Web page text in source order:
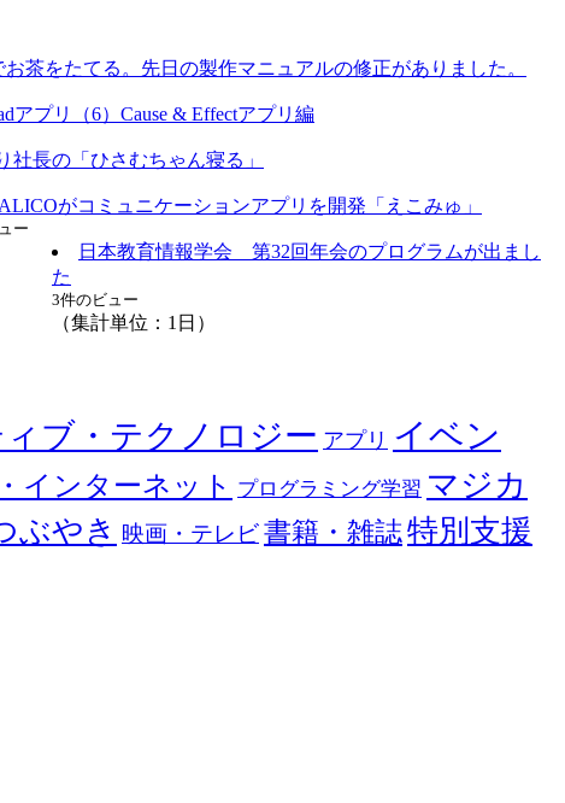
茶をたてる。先日の製作マニュアルの修正がありました。
アプリ（6）Cause & Effectアプリ編
社長の「ひさむちゃん寝る」
がコミュニケーションアプリを開発「えこみゅ」
ー
日本教育情報学会 第32回年会のプログラムが出まし
た
3件のビュー
（集計単位：1日）
ブ・テクノロジー アプリ イベン
インターネット プログラミング学習 マジカ
ぶやき 映画・テレビ書籍・雑誌特別支援